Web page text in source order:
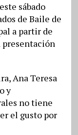
sábado
de Baile de
a partir de
presentación
Ana Teresa
y
no tiene
el gusto por